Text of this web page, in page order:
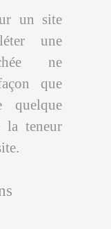
un site
une
ne
que
quelque
la teneur